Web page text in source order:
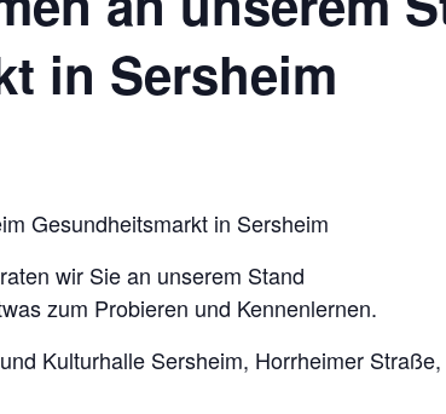
in Sersheim
Gesundheitsmarkt in Sersheim
wir Sie an unserem Stand
zum Probieren und Kennenlernen.
Kulturhalle Sersheim, Horrheimer